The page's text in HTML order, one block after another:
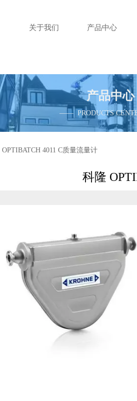
关于我们 产品中心
产品中心
—— PRODUCTS
OPTIBATCH 4011 C质量流量计
科隆